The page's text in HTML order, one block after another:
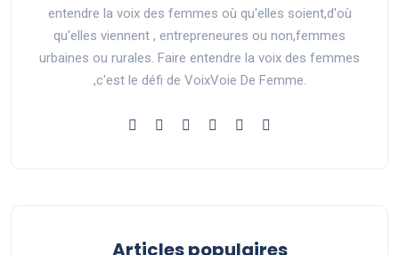
entendre la voix des femmes où qu'elles soient,d'où
qu'elles viennent , entrepreneures ou non,femmes
urbaines ou rurales. Faire entendre la voix des femmes
,c'est le défi de VoixVoie De Femme.
Articles populaires